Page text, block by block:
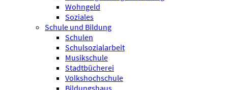
Wohngeld
Soziales
Schule und Bildung
Schulen
Schulsozialarbeit
Musikschule
Stadtbücherei
Volkshochschule
Bildungshaus